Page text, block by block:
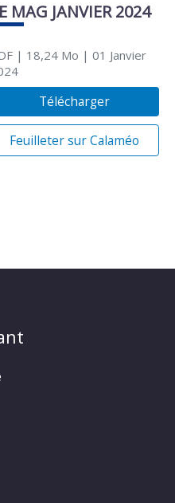
MAG JANVIER 2024
| 18,24 Mo | 01 Janvier
Télécharger
Feuilleter sur Calaméo